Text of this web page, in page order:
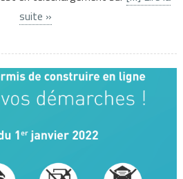
suite »